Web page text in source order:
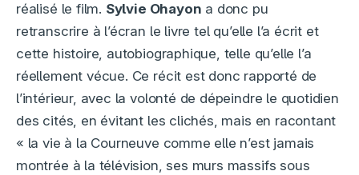
réalisé le film. Sylvie Ohayon a donc pu
retranscrire à l’écran le livre tel qu’elle l’a écrit et
cette histoire, autobiographique, telle qu’elle l’a
réellement vécue. Ce récit est donc rapporté de
l’intérieur, avec la volonté de dépeindre le quotidien
des cités, en évitant les clichés, mais en racontant
« la vie à la Courneuve comme elle n’est jamais
montrée à la télévision, ses murs massifs sous